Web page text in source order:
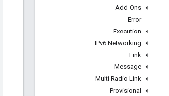
Add-Ons
Error
Execution
IPv6 Networking
Link
Message
Multi Radio Link
Provisional